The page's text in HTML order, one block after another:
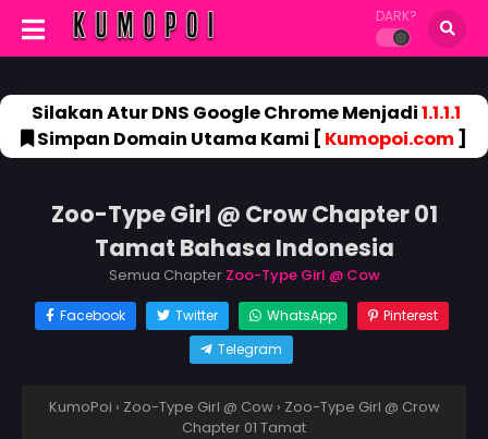
DARK?
Silakan Atur DNS Google Chrome Menjadi1.1.1.1
Simpan Domain Utama Kami [ Kumopoi.com]
Zoo-Type Girl @ Crow Chapter 01
Tamat Bahasa Indonesia
Semua Chapter Zoo-Type Girl @ Cow
Facebook Twitter WhatsApp
Pinterest
Telegram
KumoPoi › Zoo-Type Girl @ Cow › Zoo-Type Girl @ Crow
Chapter 01 Tamat